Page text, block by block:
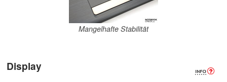
Mangelhafte Stabilität
Display